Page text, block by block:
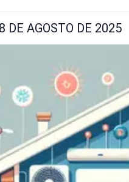
DE AGOSTO DE 2025